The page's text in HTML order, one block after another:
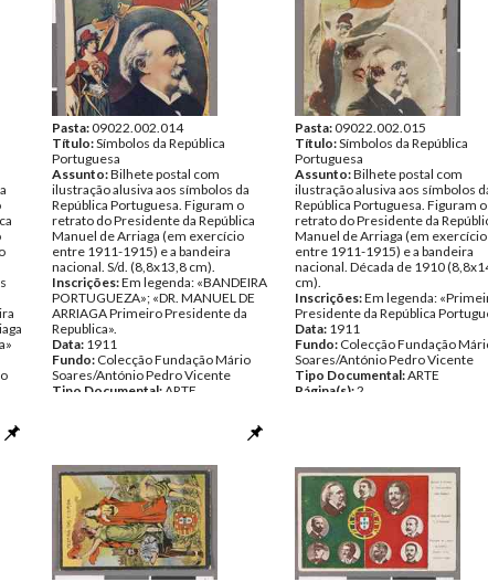
Pasta:09022.002.014
Título:Símbolos da República
Portuguesa
Assunto:Bilhete postal com
ilustração alusiva aos símbolos da
República Portuguesa. Figuram o
retrato do Presidente da República
Manuel de Arriaga (em exercício
entre 1911-1915) e a bandeira
nacional. S/d. (8,8x13,8 cm).
Inscrições:Em legenda: «BANDEIRA
PORTUGUEZA»; «DR. MANUEL DE
ARRIAGA Primeiro Presidente da
Republica».
Data: 1911
Fundo: Colecção Fundação Mário
Soares/António Pedro Vicente
Tipo Documental: ARTE
Pasta:09022.002.015
Título:Símbolos da República
Portuguesa
Assunto:Bilhete postal com
ilustração alusiva aos símbolos
República Portuguesa. Figuram o
retrato do Presidente da
Manuel de Arriaga (em exercício
entre 1911-1915) e a bandeira
nacional. Década de 1910
cm).
Inscrições:Em legenda:
Presidente da República
Data: 1911
Fundo: Colecção Fundação
Soares/António Pedro Vicente
Tipo Documental:ARTE
Página(s):2